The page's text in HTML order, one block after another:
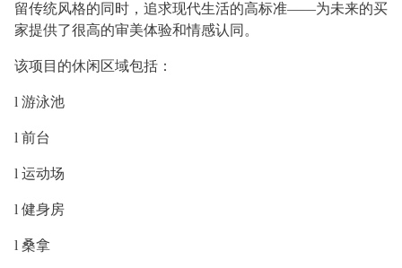
留传统风格的同时，追求现代生活的高标准——为未来的买
家提供了很高的审美体验和情感认同。
该项目的休闲区域包括：
l 游泳池
l 前台
l 运动场
l 健身房
l 桑拿